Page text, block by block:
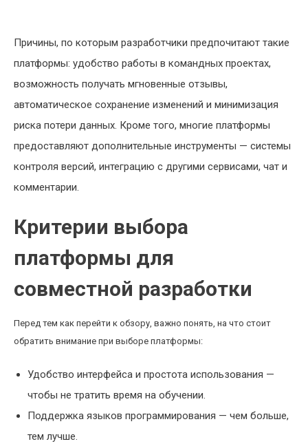
Причины, по которым разработчики предпочитают такие
платформы: удобство работы в командных проектах,
возможность получать мгновенные отзывы,
автоматическое сохранение изменений и минимизация
риска потери данных. Кроме того, многие платформы
предоставляют дополнительные инструменты — системы
контроля версий, интеграцию с другими сервисами, чат и
комментарии.
Критерии выбора
платформы для
совместной разработки
Перед тем как перейти к обзору, важно понять, на что стоит
обратить внимание при выборе платформы:
Удобство интерфейса и простота использования —
чтобы не тратить время на обучении.
Поддержка языков программирования — чем больше,
тем лучше.